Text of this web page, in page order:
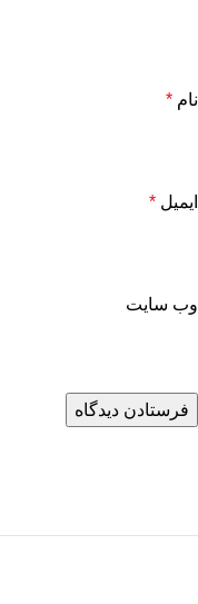
نام *
ایمیل *
وب‌ سایت